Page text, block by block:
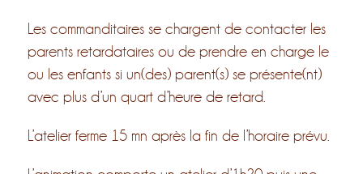
Les commanditaires se chargent de contacter les
parents retardataires ou de prendre en charge le
ou les enfants si un(des) parent(s) se présente(nt)
avec plus d’un quart d’heure de retard.
L’atelier ferme 15 mn après la fin de l’horaire prévu.